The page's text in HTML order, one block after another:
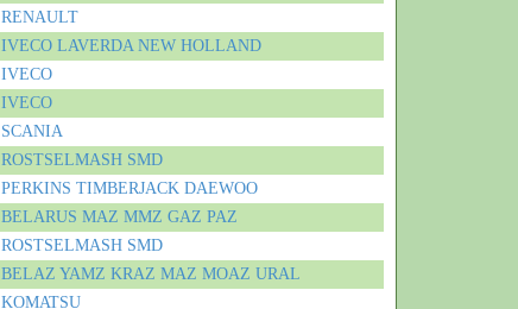
RENAULT
IVECO LAVERDA NEW HOLLAND
IVECO
IVECO
SCANIA
ROSTSELMASH SMD
PERKINS TIMBERJACK DAEWOO
BELARUS MAZ MMZ GAZ PAZ
ROSTSELMASH SMD
BELAZ YAMZ KRAZ MAZ MOAZ URAL
KOMATSU